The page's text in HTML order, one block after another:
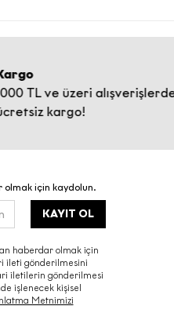
TL ve üzeri alışverişlerde
kargo!
için kaydolun.
KAYIT OL
haberdar olmak için
ileti gönderilmesini
iletilerin gönderilmesi
işlenecek kişisel
Metnimizi